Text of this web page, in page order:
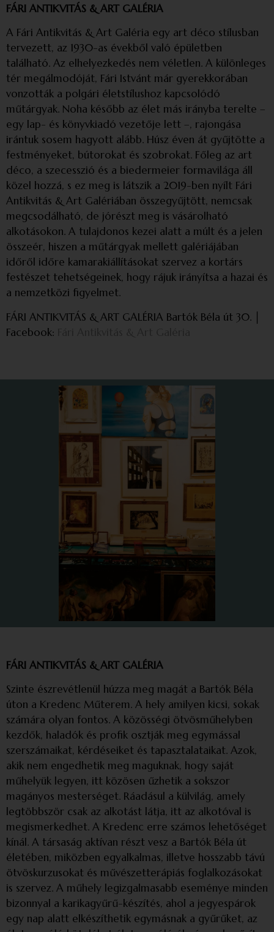
FÁRI ANTIKVITÁS & ART GALÉRIA
A Fári Antikvitás & Art Galéria egy art déco stílusban
tervezett, az 1930-as évekből való épületben
található. Az elhelyezkedés nem véletlen. A különleges
tér megálmodóját, Fári Istvánt már gyerekkorában
vonzották a polgári életstílushoz kapcsolódó
műtárgyak. Noha később az élet más irányba terelte –
egy lap- és könyvkiadó vezetője lett –, rajongása
irántuk sosem hagyott alább. Húsz éven át gyűjtötte a
festményeket, bútorokat és szobrokat. Főleg az art
déco, a szecesszió és a biedermeier formavilága áll
közel hozzá, s ez meg is látszik a 2019-ben nyílt Fári
Antikvitás & Art Galériában összegyűjtött, nemcsak
megcsodálható, de jórészt meg is vásárolható
alkotásokon. A tulajdonos kezei alatt a múlt és a jelen
összeér, hiszen a műtárgyak mellett galériájában
időről időre kamarakiállításokat szervez a kortárs
festészet tehetségeinek, hogy rájuk irányítsa a hazai és
a nemzetközi figyelmet.
FÁRI ANTIKVITÁS & ART GALÉRIA Bartók Béla út 30. │
Facebook:
FÁRI ANTIKVITÁS & ART GALÉRIA
Szinte észrevétlenül húzza meg magát a Bartók Béla
úton a Kredenc Műterem. A hely amilyen kicsi, sokak
számára olyan fontos. A közösségi ötvösműhelyben
kezdők, haladók és profik osztják meg egymással
szerszámaikat, kérdéseiket és tapasztalataikat. Azok,
akik nem engedhetik meg maguknak, hogy saját
műhelyük legyen, itt közösen űzhetik a sokszor
magányos mesterséget. Ráadásul a külvilág, amely
legtöbbször csak az alkotást látja, itt az alkotóval is
megismerkedhet. A Kredenc erre számos lehetőséget
kínál. A társaság aktívan részt vesz a Bartók Béla út
életében, miközben egyalkalmas, illetve hosszabb távú
ötvöskurzusokat és művészetterápiás foglalkozásokat
is szervez. A műhely legizgalmasabb eseménye minden
bizonnyal a karikagyűrű-készítés, ahol a jegyespárok
egy nap alatt elkészíthetik egymásnak a gyűrűket, az